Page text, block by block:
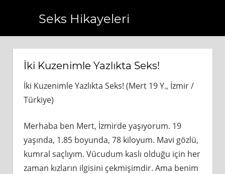
Seks Hikayeleri
İki Kuzenimle Yazlıkta Seks!
İki Kuzenimle Yazlıkta Seks! (Mert 19 Y., İzmir /
Türkiye)
Merhaba ben Mert, İzmirde yaşıyorum. 19
yaşında, 1.85 boyunda, 78 kiloyum. Mavi gözlü,
kumral saçlıyım. Vücudum kaslı olduğu için her
zaman kızların ilgisini çekmişimdir. Ama benim